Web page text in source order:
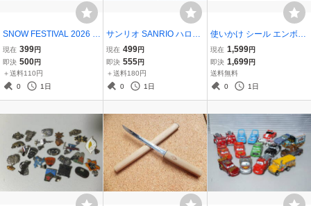
SNOW FESTIVAL 2026 R
e:ゼロから始める異世界
生活 リゼロ ポストカード
札幌雪まつり 非売品 3枚
セット 10th ANNIVERSA
現在 399円
即決 500円
＋送料110円
0
1日
サンリオ SANRIO ハロー
キティ HELLO KITTY 201
4 フェイスポーチ あすな
ろ舎 ぬいぐるみ生地 Face
Pouch メイクポーチ チャ
現在 499円
即決 555円
＋送料180円
0
1日
使いかけ シール エンボス
ぷくぷく 立体 3D ドラえ
もん ペコちゃん ガッチャ
マン アドレス帳 ポケモン
等 色々 まとめ 平成レトロ
現在 1,599円
即決 1,699円
送料無料
0
1日